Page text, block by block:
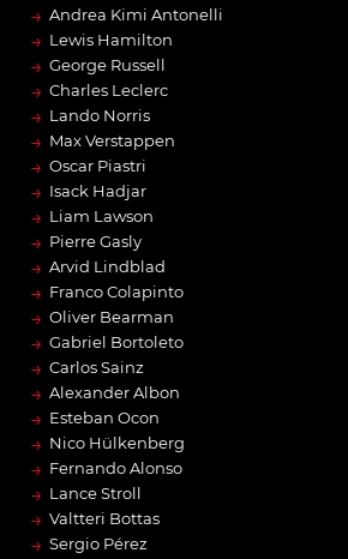
→ Andrea Kimi Antonelli
→ Lewis Hamilton
→ George Russell
→ Charles Leclerc
→ Lando Norris
→ Max Verstappen
→ Oscar Piastri
→ Isack Hadjar
→ Liam Lawson
→ Pierre Gasly
→ Arvid Lindblad
→ Franco Colapinto
→ Oliver Bearman
→ Gabriel Bortoleto
→ Carlos Sainz
→ Alexander Albon
→ Esteban Ocon
→ Nico Hülkenberg
→ Fernando Alonso
→ Lance Stroll
→ Valtteri Bottas
→ Sergio Pérez